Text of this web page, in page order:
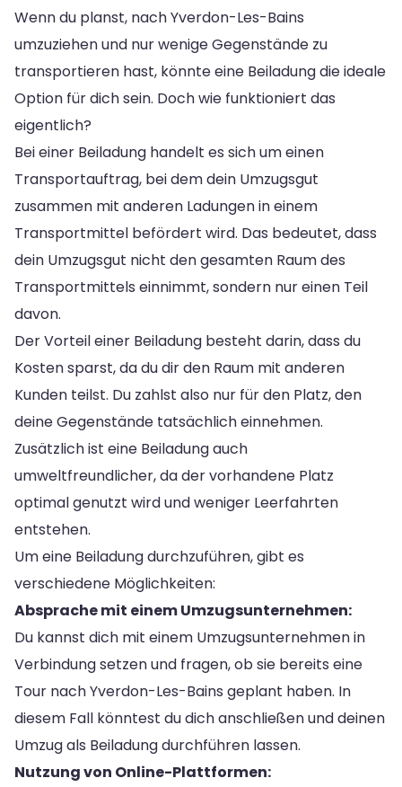
Wenn du planst, nach Yverdon-Les-Bains
umzuziehen und nur wenige Gegenstände zu
transportieren hast, könnte eine Beiladung die ideale
Option für dich sein. Doch wie funktioniert das
eigentlich?
Bei einer Beiladung handelt es sich um einen
Transportauftrag, bei dem dein Umzugsgut
zusammen mit anderen Ladungen in einem
Transportmittel befördert wird. Das bedeutet, dass
dein Umzugsgut nicht den gesamten Raum des
Transportmittels einnimmt, sondern nur einen Teil
davon.
Der Vorteil einer Beiladung besteht darin, dass du
Kosten sparst, da du dir den Raum mit anderen
Kunden teilst. Du zahlst also nur für den Platz, den
deine Gegenstände tatsächlich einnehmen.
Zusätzlich ist eine Beiladung auch
umweltfreundlicher, da der vorhandene Platz
optimal genutzt wird und weniger Leerfahrten
entstehen.
Um eine Beiladung durchzuführen, gibt es
verschiedene Möglichkeiten:
Absprache mit einem Umzugsunternehmen:
Du kannst dich mit einem Umzugsunternehmen in
Verbindung setzen und fragen, ob sie bereits eine
Tour nach Yverdon-Les-Bains geplant haben. In
diesem Fall könntest du dich anschließen und deinen
Umzug als Beiladung durchführen lassen.
Nutzung von Online-Plattformen: